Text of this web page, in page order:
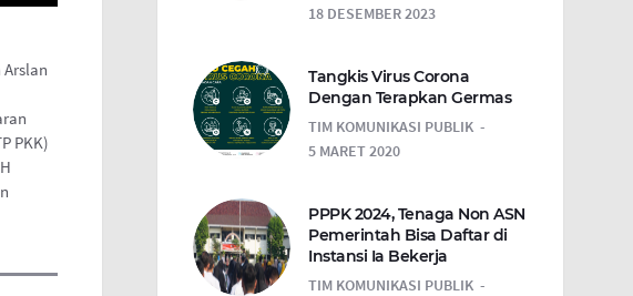
PKK)
18 DESEMBER 2023
Tangkis Virus Corona
Dengan Terapkan Germas
TIM KOMUNIKASI PUBLIK
5 MARET 2020
PPPK 2024, Tenaga Non ASN
Pemerintah Bisa Daftar di
Instansi Ia Bekerja
TIM KOMUNIKASI PUBLIK